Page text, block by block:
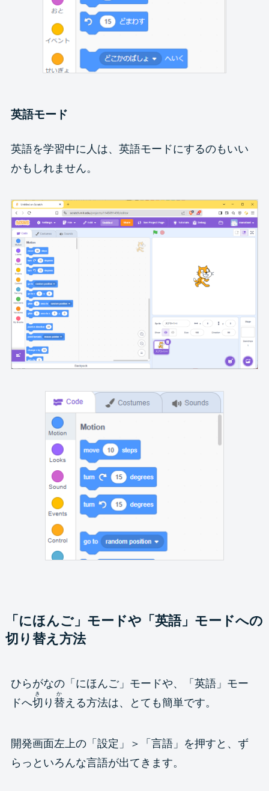
英語モード
英語を学習中に人は、英語モードにするのもいい
かもしれません。
「にほんご」モードや「英語」モードへの
切り替え方法
ひらがなの「にほんご」モードや、「英語」モー
ドへ切
き
り 替
か
える方法は、とても簡単です。
開発画面左上の「設定」＞「言語」を押すと、ず
らっといろんな言語が出てきます。